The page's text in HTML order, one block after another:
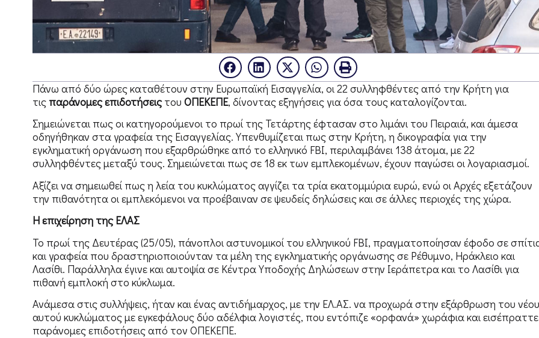
Πάνω από δύο ώρες καταθέτουν στην Ευρωπαϊκή Εισαγγελία, οι 22 συλληφθέντες από την Κρήτη για
τις παράνομες επιδοτήσειςτου ΟΠΕΚΕΠΕ, δίνοντας εξηγήσεις για όσα τους καταλογίζονται.
Σημειώνεται πως οι κατηγορούμενοι το πρωί της Τετάρτης έφτασαν στο λιμάνι του Πειραιά, και άμεσα
οδηγήθηκαν στα γραφεία της Εισαγγελίας. Υπενθυμίζεται πως στην Κρήτη, η δικογραφία για την
εγκληματική οργάνωση που εξαρθρώθηκε από το ελληνικό FBI, περιλαμβάνει 138 άτομα, με 22
συλληφθέντες μεταξύ τους. Σημειώνεται πως σε 18 εκ των εμπλεκομένων, έχουν παγώσει οι λογαριασμοί.
Αξίζει να σημειωθεί πως η λεία του κυκλώματος αγγίζει τα τρία εκατομμύρια ευρώ, ενώ οι Αρχές εξετάζουν
την πιθανότητα οι εμπλεκόμενοι να προέβαιναν σε ψευδείς δηλώσεις και σε άλλες περιοχές της χώρα.
Η επιχείρηση της ΕΛΑΣ
Το πρωί της Δευτέρας (25/05), πάνοπλοι αστυνομικοί του ελληνικού FBI, πραγματοποίησαν έφοδο σε
και γραφεία που δραστηριοποιούνταν τα μέλη της εγκληματικής οργάνωσης σε Ρέθυμνο, Ηράκλειο και
Λασίθι. Παράλληλα έγινε και αυτοψία σε Κέντρα Υποδοχής Δηλώσεων στην Ιεράπετρα και το Λασίθι για
πιθανή εμπλοκή στο κύκλωμα.
Ανάμεσα στις συλλήψεις, ήταν και ένας αντιδήμαρχος, με την ΕΛ.ΑΣ. να προχωρά στην εξάρθρωση του νέου
αυτού κυκλώματος με εγκεφάλους δύο αδέλφια λογιστές, που εντόπιζε «ορφανά» χωράφια και εισέπραττε
παράνομες επιδοτήσεις από τον ΟΠΕΚΕΠΕ.